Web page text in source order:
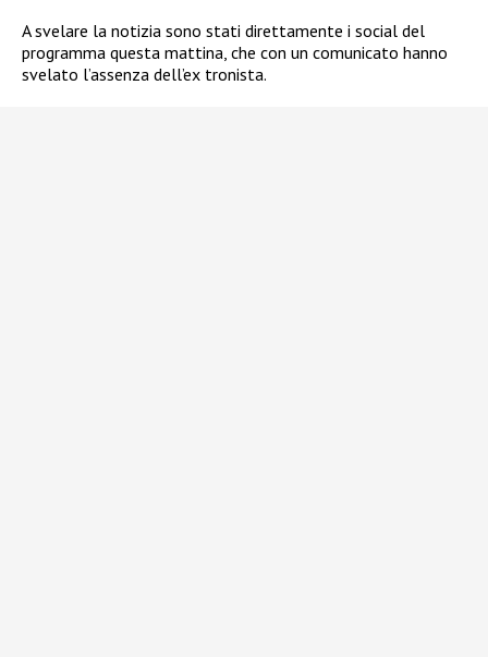
A svelare la notizia sono stati direttamente i social del
programma questa mattina, che con un comunicato hanno
svelato l’assenza dell’ex tronista.